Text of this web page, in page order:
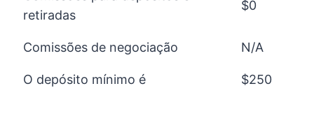
retiradas
$0
Comissões de negociação N/A
O depósito mínimo é $250